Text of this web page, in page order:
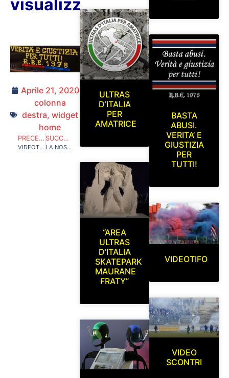
visualizzare)
Aprile 21, 2020
colonna
destra, widget
home
PRECEDENTE
VIDEOTIFO
SUCCESSIVO
LA NOSTRA LINEA
ULTRAS
D’ITALIA
PER
AMATRICE
“AREA
ULTRAS
D’ITALIA
SKATEPARK
MAURANE
FRATY”
BASTA
ABUSI.
VERITA’ E
GIUSTIZIA
PER
TUTTI!
VIDEOTIFO
VIDEO
SCONTRI